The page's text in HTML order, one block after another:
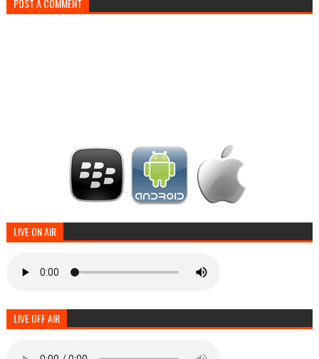
POST A COMMENT
LIVE ON AIR
LIVE OFF AIR